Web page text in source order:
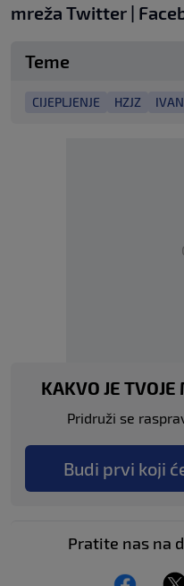
mreža Twitter |
Teme
CIJEPLJENJE HZJZ
KAKVO JE
Pridruži se
Budi prvi koji
Pratite nas na